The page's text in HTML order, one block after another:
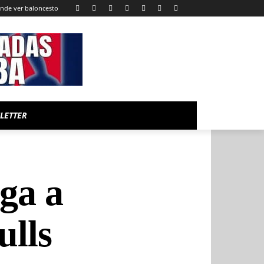
ver baloncesto
a